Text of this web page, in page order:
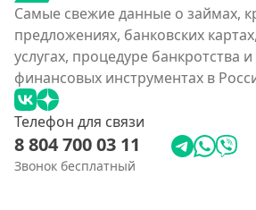
Самые свежие данные о займах,
предложениях, банковских
услугах, процедуре банкротства и
финансовых инструментах в
Телефон для связи
8 804 700 03 11
Звонок бесплатный